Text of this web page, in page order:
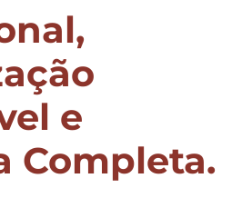
e
Completa.